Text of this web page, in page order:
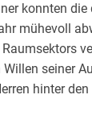
konnten die
mühevoll
seiner
hinter